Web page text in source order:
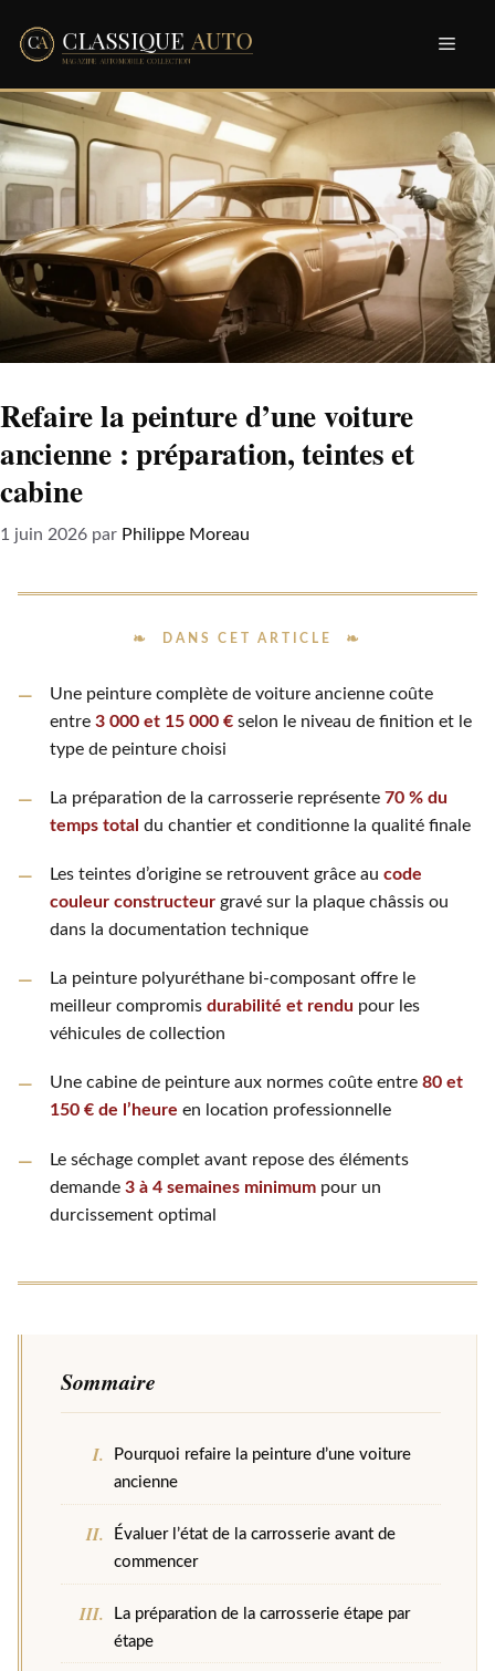
Refaire la peinture d’une voiture
ancienne : préparation, teintes et
cabine
1 juin 2026 par Philippe Moreau
DANS CET ARTICLE
Une peinture complète de voiture ancienne coûte
entre 3 000 et 15 000 €selon le niveau de finition et le
type de peinture choisi
La préparation de la carrosserie représente 70 % du
temps total du chantier et conditionne la qualité finale
Les teintes d’origine se retrouvent grâce au code
couleur constructeurgravé sur la plaque châssis ou
dans la documentation technique
La peinture polyuréthane bi-composant offre le
meilleur compromis durabilité et rendu pour les
véhicules de collection
Une cabine de peinture aux normes coûte entre 80 et
150 € de l’heure en location professionnelle
Le séchage complet avant repose des éléments
demande 3 à 4 semaines minimumpour un
durcissement optimal
Sommaire
Pourquoi refaire la peinture d’une voiture
ancienne
Évaluer l’état de la carrosserie avant de
commencer
La préparation de la carrosserie étape par
étape